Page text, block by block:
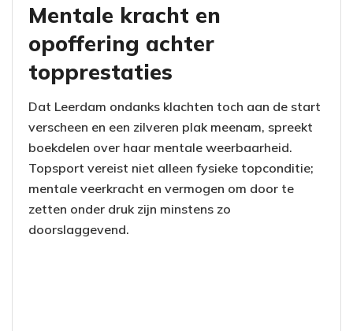
Mentale kracht en
opoffering achter
topprestaties
Dat Leerdam ondanks klachten toch aan de start
verscheen en een zilveren plak meenam, spreekt
boekdelen over haar mentale weerbaarheid.
Topsport vereist niet alleen fysieke topconditie;
mentale veerkracht en vermogen om door te
zetten onder druk zijn minstens zo
doorslaggevend.